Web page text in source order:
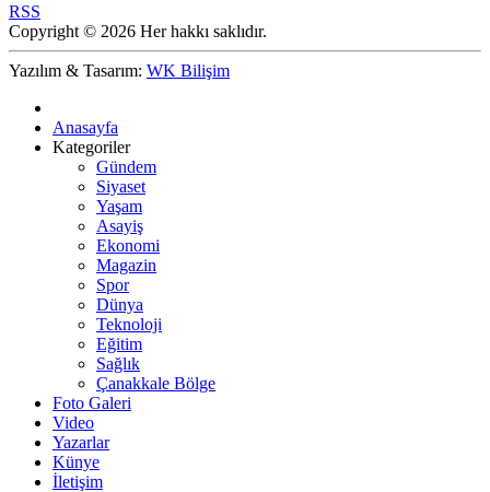
RSS
Copyright © 2026 Her hakkı saklıdır.
Yazılım & Tasarım: WK Bilişim
Anasayfa
Kategoriler
Gündem
Siyaset
Yaşam
Asayiş
Ekonomi
Magazin
Spor
Dünya
Teknoloji
Eğitim
Sağlık
Çanakkale Bölge
Foto Galeri
Video
Yazarlar
Künye
İletişim